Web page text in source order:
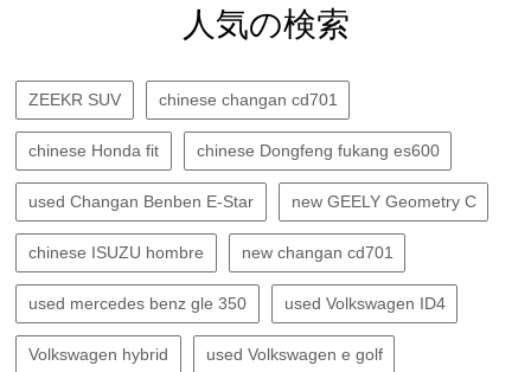
人気の検索
ZEEKR SUV chinese changan cd701
chinese Honda fit chinese Dongfeng fukang es600
used Changan Benben E-Star new GEELY Geometry C
chinese ISUZU hombre new changan cd701
used mercedes benz gle 350 used Volkswagen ID4
Volkswagen hybrid used Volkswagen e golf